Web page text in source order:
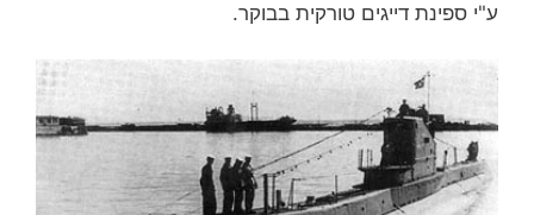
ע"י ספינת דייגים טורקית בבוקר.